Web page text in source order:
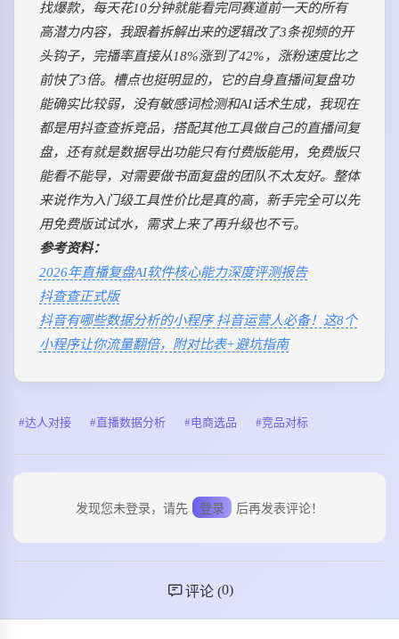
找爆款，每天花10分钟就能看完同赛道前一天的所有
高潜力内容，我跟着拆解出来的逻辑改了3条视频的开
头钩子，完播率直接从18%涨到了42%，涨粉速度比之
前快了3倍。槽点也挺明显的，它的自身直播间复盘功
能确实比较弱，没有敏感词检测和AI话术生成，我现在
都是用抖查查拆竞品，搭配其他工具做自己的直播间复
盘，还有就是数据导出功能只有付费版能用，免费版只
能看不能导，对需要做书面复盘的团队不太友好。整体
来说作为入门级工具性价比是真的高，新手完全可以先
用免费版试试水，需求上来了再升级也不亏。
参考资料：
2026年直播复盘AI软件核心能力深度评测报告
抖查查正式版
抖音有哪些数据分析的小程序 抖音运营人必备！这8个
小程序让你流量翻倍，附对比表+避坑指南
达人对接 直播数据分析 电商选品 竞品对标
发现您未登录，请先 登录 后再发表评论！
评论 (0)